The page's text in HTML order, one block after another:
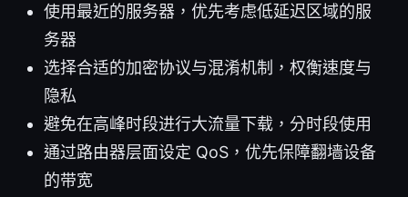
使用最近的服务器，优先考虑低延迟区域的服
务器
选择合适的加密协议与混淆机制，权衡速度与
隐私
避免在高峰时段进行大流量下载，分时段使用
通过路由器层面设定 QoS，优先保障翻墙设备
的带宽